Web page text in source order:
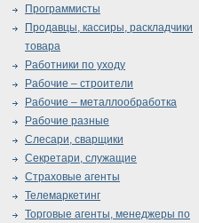
Программисты
Продавцы, кассиры, раскладчики
товара
Работники по уходу
Рабочие – строители
Рабочие – металлообработка
Рабочие разные
Слесари, сварщики
Секретари, служащие
Страховые агенты
Телемаркетинг
Торговые агенты, менеджеры по